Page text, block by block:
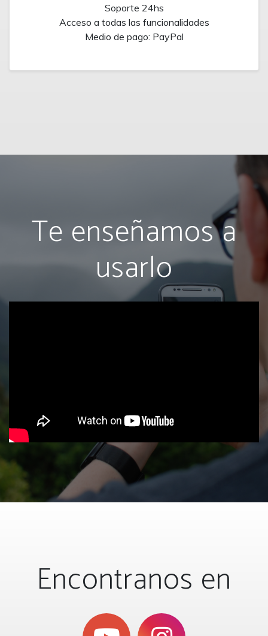
Soporte 24hs
Acceso a todas las funcionalidades
Medio de pago: PayPal
Te enseñamos a
usarlo
Encontranos en